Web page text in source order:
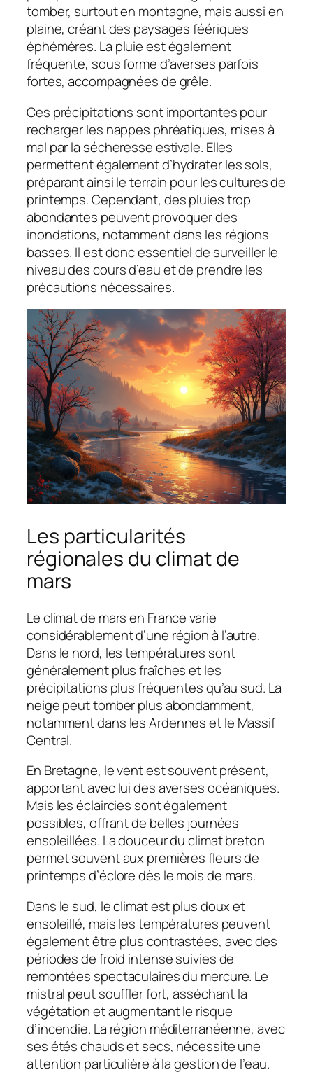
tomber, surtout en montagne, mais aussi en
plaine, créant des paysages féériques
éphémères. La pluie est également
fréquente, sous forme d’averses parfois
fortes, accompagnées de grêle.
Ces précipitations sont importantes pour
recharger les nappes phréatiques, mises à
mal par la sécheresse estivale. Elles
permettent également d’hydrater les sols,
préparant ainsi le terrain pour les cultures de
printemps. Cependant, des pluies trop
abondantes peuvent provoquer des
inondations, notamment dans les régions
basses. Il est donc essentiel de surveiller le
niveau des cours d’eau et de prendre les
précautions nécessaires.
Les particularités
régionales du climat de
mars
Le climat de mars en France varie
considérablement d’une région à l’autre.
Dans le nord, les températures sont
généralement plus fraîches et les
précipitations plus fréquentes qu’au sud. La
neige peut tomber plus abondamment,
notamment dans les Ardennes et le Massif
Central.
En Bretagne, le vent est souvent présent,
apportant avec lui des averses océaniques.
Mais les éclaircies sont également
possibles, offrant de belles journées
ensoleillées. La douceur du climat breton
permet souvent aux premières fleurs de
printemps d’éclore dès le mois de mars.
Dans le sud, le climat est plus doux et
ensoleillé, mais les températures peuvent
également être plus contrastées, avec des
périodes de froid intense suivies de
remontées spectaculaires du mercure. Le
mistral peut souffler fort, asséchant la
végétation et augmentant le risque
d’incendie. La région méditerranéenne, avec
ses étés chauds et secs, nécessite une
attention particulière à la gestion de l’eau.